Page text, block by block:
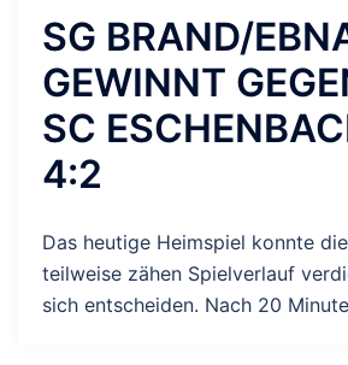
SG BRAND/
GEWINNT
SC
4:2
Das heutige Heimspiel konnte
teilweise zähen Spielverlauf
sich entscheiden. Nach 20